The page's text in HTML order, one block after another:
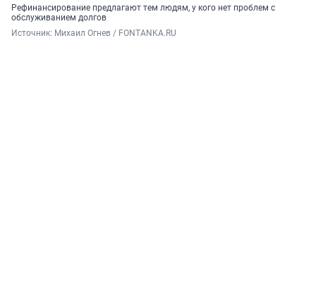
Рефинансирование предлагают тем людям, у кого нет проблем с
обслуживанием долгов
Источник: Михаил Огнев / FONTANKA.RU